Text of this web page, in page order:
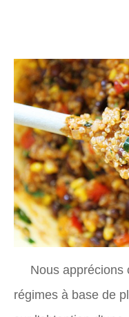
Nous apprécions
régimes à base de